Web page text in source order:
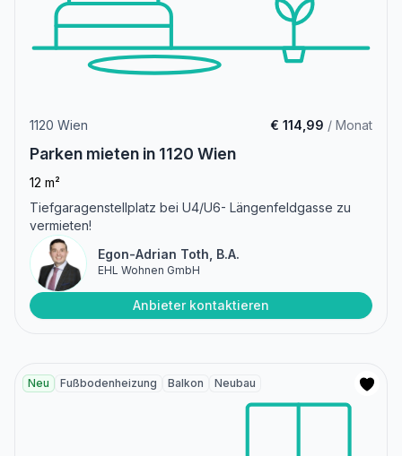
1120 Wien € 114,99 / Monat
Parken mieten in 1120 Wien
12 m²
Tiefgaragenstellplatz bei U4/U6- Längenfeldgasse zu
vermieten!
Egon-Adrian Toth, B.A.
EHL Wohnen GmbH
Anbieter kontaktieren
Neu Fußbodenheizung Balkon Neubau